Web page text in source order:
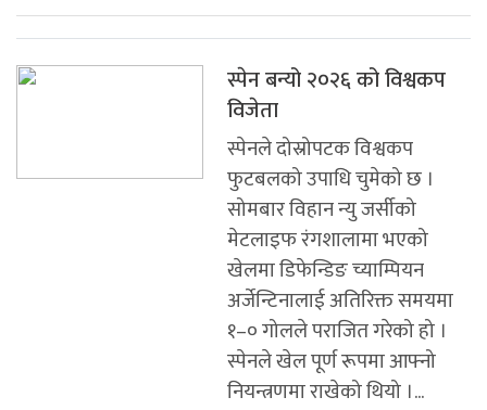
स्पेन बन्यो २०२६ को विश्वकप
विजेता
स्पेनले दोस्रोपटक विश्वकप
फुटबलको उपाधि चुमेको छ ।
सोमबार विहान न्यु जर्सीको
मेटलाइफ रंगशालामा भएको
खेलमा डिफेन्डिङ च्याम्पियन
अर्जेन्टिनालाई अतिरिक्त समयमा
१–० गोलले पराजित गरेको हो ।
स्पेनले खेल पूर्ण रूपमा आफ्नो
नियन्त्रणमा राखेको थियो ।...